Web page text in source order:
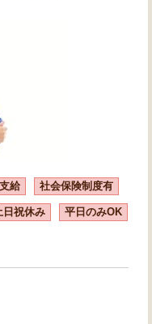
給 社会保険制度有
日祝休み 平日のみOK